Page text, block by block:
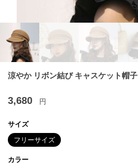
涼やか リボン結び キャスケット帽子
3,680 円
サイズ
フリーサイズ
カラー